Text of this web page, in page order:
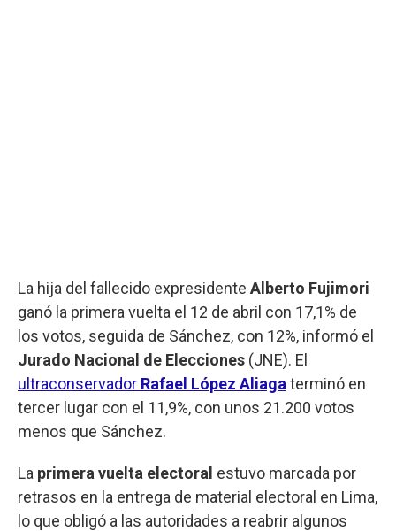
La hija del fallecido expresidente Alberto Fujimori
ganó la primera vuelta el 12 de abril con 17,1% de
los votos, seguida de Sánchez, con 12%, informó el
Jurado Nacional de Elecciones (JNE). El
ultraconservador Rafael López Aliaga terminó en
tercer lugar con el 11,9%, con unos 21.200 votos
menos que Sánchez.
La primera vuelta electoral estuvo marcada por
retrasos en la entrega de material electoral en Lima,
lo que obligó a las autoridades a reabrir algunos